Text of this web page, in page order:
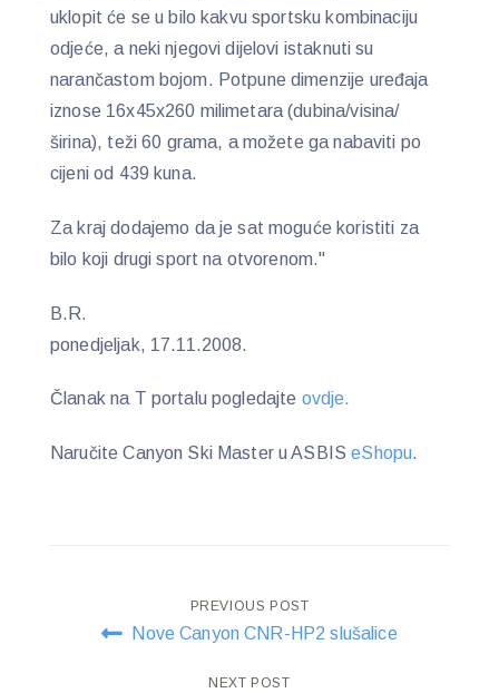
uklopit će se u bilo kakvu sportsku kombinaciju
odjeće, a neki njegovi dijelovi istaknuti su
narančastom bojom. Potpune dimenzije uređaja
iznose 16x45x260 milimetara (dubina/visina/
širina), teži 60 grama, a možete ga nabaviti po
cijeni od 439 kuna.
Za kraj dodajemo da je sat moguće koristiti za
bilo koji drugi sport na otvorenom."
B.R.
ponedjeljak, 17.11.2008.
Članak na T portalu pogledajte ovdje.
Naručite Canyon Ski Master u ASBISeShopu.
Post
navigation
PREVIOUS POST
Nove Canyon CNR-HP2 slušalice
NEXT POST